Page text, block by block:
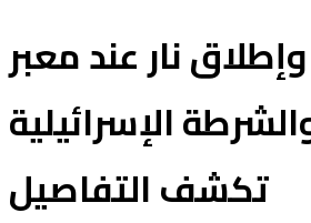
نار عند معبر
الإسرائيلية
تكشف التفاصيل